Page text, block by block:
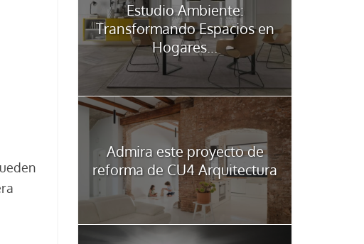
Estudio Ambiente:
Transformando Espacios en
Hogares...
Admira este proyecto de
reforma de CU4 Arquitectura